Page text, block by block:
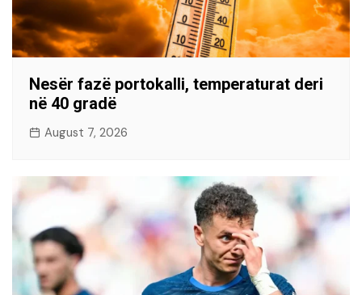
Nesër fazë portokalli, temperaturat deri
në 40 gradë
August 7, 2026